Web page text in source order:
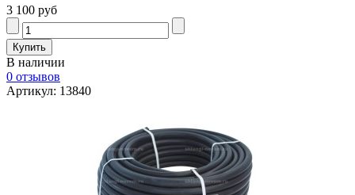
3 100 руб
В наличии
0 отзывов
Артикул: 13840